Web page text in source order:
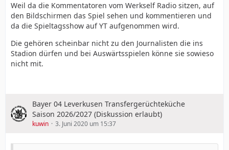
Weil da die Kommentatoren vom Werkself Radio sitzen, auf
den Bildschirmen das Spiel sehen und kommentieren und
da die Spieltagsshow auf YT aufgenommen wird.
Die gehören scheinbar nicht zu den Journalisten die ins
Stadion dürfen und bei Auswärtsspielen könne sie sowieso
nicht mit.
Bayer 04 Leverkusen Transfergerüchteküche
Saison 2026/2027 (Diskussion erlaubt)
kuwin 3. Juni 2020 um 15:37